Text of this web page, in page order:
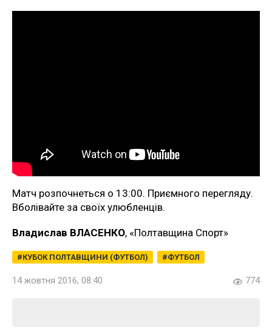
Матч розпочнеться о 13:00. Приємного перегляду.
Вболівайте за своїх улюбленців.
Владислав ВЛАСЕНКО, «Полтавщина Спорт»
КУБОК ПОЛТАВЩИНИ (ФУТБОЛ) ФУТБОЛ
14 жовтня 2016, 08:40 774